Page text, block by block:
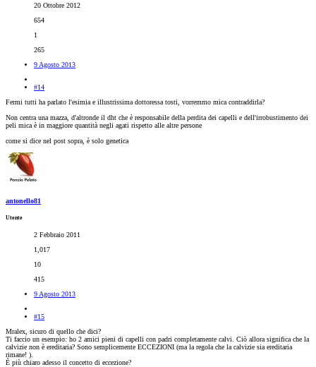
20 Ottobre 2012
654
1
265
9 Agosto 2013
#14
Fermi tutti ha parlato l'esimia e illustrissima dottoressa tosti, vorremmo mica contraddirla?
Non centra una mazza, d'altronde il dht che è responsabile della perdita dei capelli e dell'irrobustimento dei
peli mica è in maggiore quantità negli agati rispetto alle altre persone
come si dice nel post sopra, è solo genetica
antonello81
Utente
2 Febbraio 2011
1,017
10
415
9 Agosto 2013
#15
Mralex, sicuro di quello che dici?
Ti faccio un esempio: ho 2 amici pieni di capelli con padri completamente calvi. Ciò allora significa che la
calvizie non è ereditaria? Sono semplicemente ECCEZIONI (ma la regola che la calvizie sia ereditaria
rimane! ).
È più chiaro adesso il concetto di eccezione?